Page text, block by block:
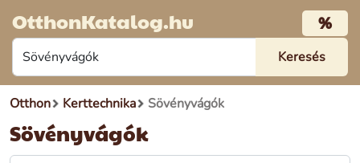
OtthonKatalog.hu %
Otthon Kerttechnika Sövényvágók
Sövényvágók